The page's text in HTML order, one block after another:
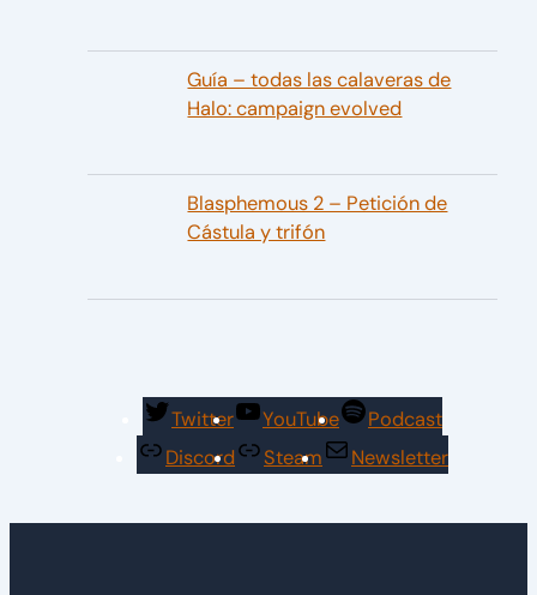
Guía – todas las calaveras de
Halo: campaign evolved
Blasphemous 2 – Petición de
Cástula y trifón
Twitter YouTube
Podcast
Discord
Steam Newsletter